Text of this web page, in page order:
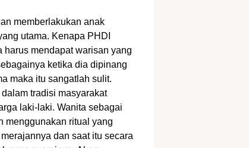
memberlakukan anak
utama. Kenapa PHDI
mendapat warisan yang
ketika dia dipinang
maka itu sangatlah sulit.
tradisi masyarakat
laki-laki. Wanita sebagai
menggunakan ritual yang
dan saat itu secara